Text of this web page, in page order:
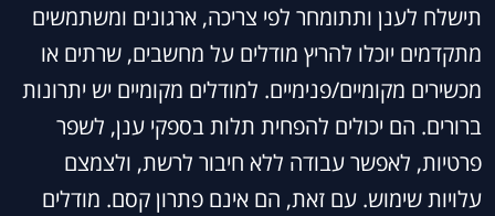
תישלח לענן ותתומחר לפי צריכה, ארגונים ומשתמשים
מתקדמים יוכלו להריץ מודלים על מחשבים, שרתים או
מכשירים מקומיים/פנימיים. למודלים מקומיים יש יתרונות
ברורים. הם יכולים להפחית תלות בספקי ענן, לשפר
פרטיות, לאפשר עבודה ללא חיבור לרשת, ולצמצם
עלויות שימוש. עם זאת, הם אינם פתרון קסם. מודלים